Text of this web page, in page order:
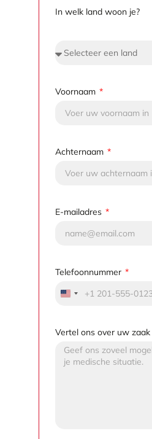
In welk land woon je?
Voornaam
Achternaam
E-mailadres
Telefoonnummer
United States +1
Vertel ons over uw zaak